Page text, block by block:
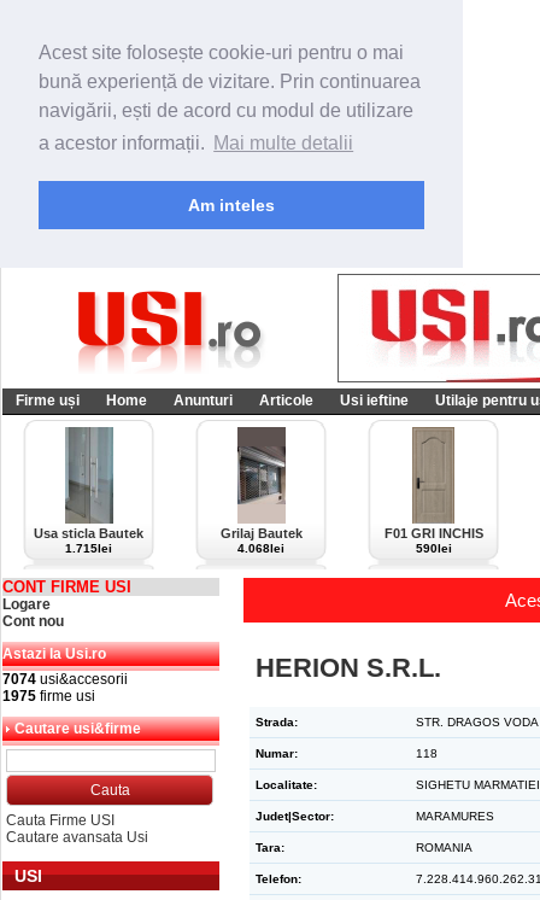
Acest site folosește cookie-uri pentru o mai
bună experiență de vizitare. Prin continuarea
navigării, ești de acord cu modul de utilizare
a acestor informații. Mai multe detalii
Am inteles
Firme uși Home Anunturi Articole Usi ieftine Utilaje pentru
Usa sticla Bautek
1.715lei
Grilaj Bautek
4.068lei
F01 GRI INCHIS
590lei
CONT FIRME USI
Logare
Cont nou
Astazi la Usi.ro
7074 usi&accesorii
1975 firme usi
Cautare usi&firme
Cauta Firme USI
Cautare avansata Usi
USI
HERION S.R.L.
Strada: STR. DRAGOS VODA
Numar: 118
Localitate: SIGHETU MARMATIEI
Judet|Sector: MARAMURES
Tara: ROMANIA
Telefon: